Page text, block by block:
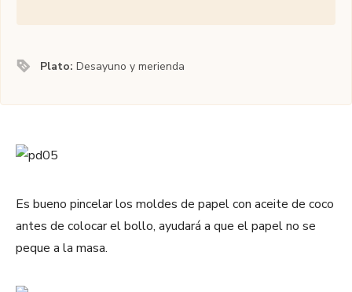
Plato:Desayuno y merienda
Es bueno pincelar los moldes de papel con aceite de coco
antes de colocar el bollo, ayudará a que el papel no se
peque a la masa.